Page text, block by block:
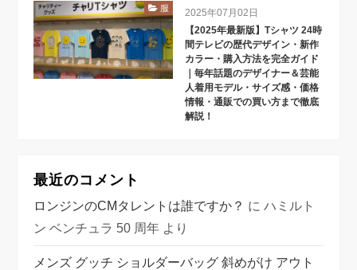
服
2025年07月02日
【2025年最新版】Tシャツ 24時
間テレビの歴代デザイン・新作
カラー・購入方法を完全ガイド
｜毎年話題のデザイナー＆芸能
人着用モデル・サイズ感・価格
情報・通販での買い方まで徹底
解説！
最近のコメント
ロンジンのCMタレントは誰ですか？ にハミルト
ン ベンチュラ 50 周年 より
メンズ グッチ ショルダーバッグ 斜めがけ アウト